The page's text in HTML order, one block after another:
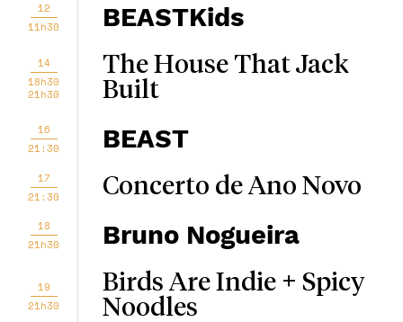
12
11h30
BEASTKids
14
18h30
21h30
The House That Jack
Built
16
21:30
BEAST
17
21:30
Concerto de Ano Novo
18
21h30
Bruno Nogueira
19
21h30
Birds Are Indie + Spicy
Noodles